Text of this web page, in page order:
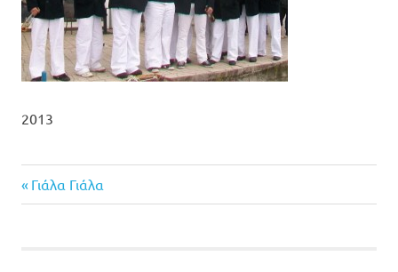
2013
Πλοήγηση
Previous
Post:
Γιάλα Γιάλα